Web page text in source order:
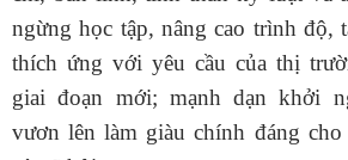
ngừng học tập, nâng cao trình độ,
thích ứng với yêu cầu của thị
giai đoạn mới; mạnh dạn khởi
vươn lên làm giàu chính đáng